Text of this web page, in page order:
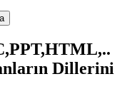
Dillerini